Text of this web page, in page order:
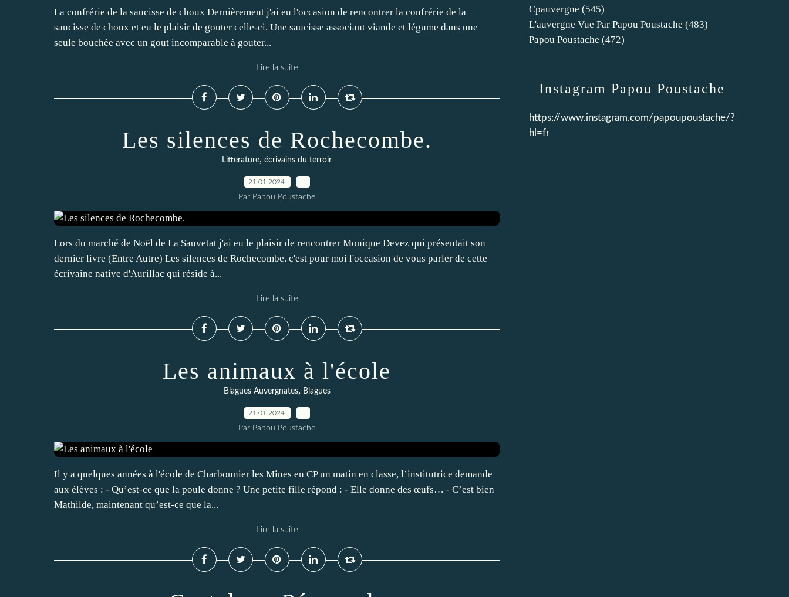
La confrérie de la saucisse de choux Dernièrement j'ai eu l'occasion de rencontrer la confrérie de la
saucisse de choux et eu le plaisir de gouter celle-ci. Une saucisse associant viande et légume dans une
seule bouchée avec un gout incomparable à gouter...
Lire la suite
Les silences de Rochecombe.
Litterature, écrivains du terroir
21.01.2024
Par Papou Poustache
Lors du marché de Noël de La Sauvetat j'ai eu le plaisir de rencontrer Monique Devez qui présentait son
dernier livre (Entre Autre) Les silences de Rochecombe. c'est pour moi l'occasion de vous parler de cette
écrivaine native d'Aurillac qui réside à...
Lire la suite
Les animaux à l'école
Blagues Auvergnates, Blagues
21.01.2024
Par Papou Poustache
Il y a quelques années à l'école de Charbonnier les Mines en CP un matin en classe, l’institutrice demande
aux élèves : - Qu’est-ce que la poule donne ? Une petite fille répond : - Elle donne des œufs… - C’est bien
Mathilde, maintenant qu’est-ce que la...
Lire la suite
Cpauvergne (545)
L'auvergne Vue Par Papou Poustache (483)
Papou Poustache (472)
Instagram Papou Poustache
https://www.instagram.com/papoupoustache/?
hl=fr